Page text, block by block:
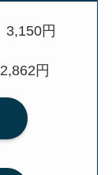
円
円